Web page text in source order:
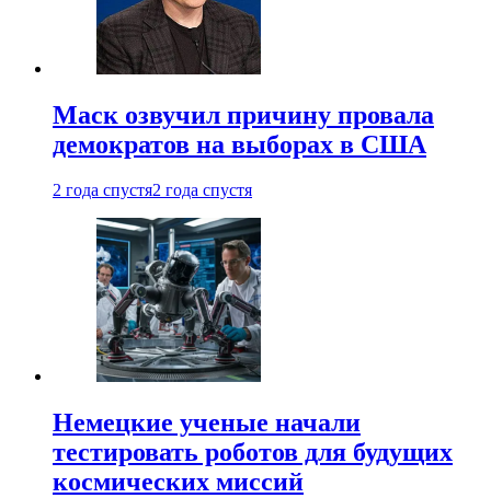
Маск озвучил причину провала
демократов на выборах в США
2 года спустя2 года спустя
Немецкие ученые начали
тестировать роботов для будущих
космических миссий